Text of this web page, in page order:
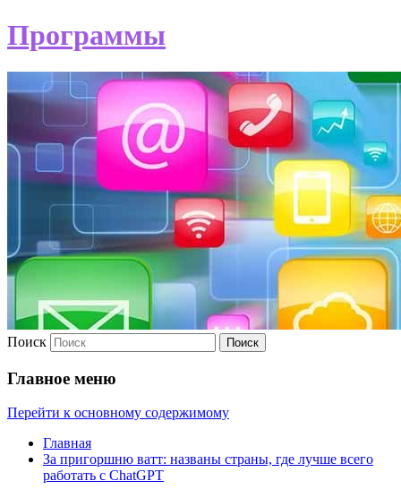
Программы
Поиск
Главное меню
Перейти к основному содержимому
Главная
За пригоршню ватт: названы страны, где лучше всего
работать с ChatGPT